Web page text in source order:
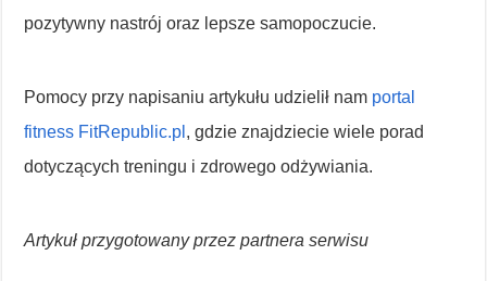
pozytywny nastrój oraz lepsze samopoczucie.
Pomocy przy napisaniu artykułu udzielił nam portal
fitness FitRepublic.pl , gdzie znajdziecie wiele porad
dotyczących treningu i zdrowego odżywiania.
Artykuł przygotowany przez partnera serwisu